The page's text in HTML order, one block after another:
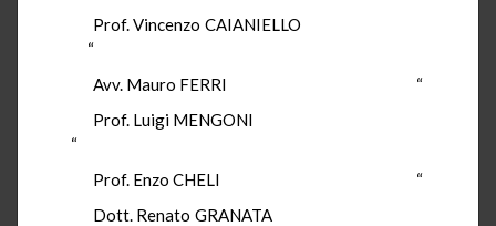
Prof. Vincenzo CAIANIELLO
“
Avv. Mauro FERRI “
Prof. Luigi MENGONI
“
Prof. Enzo CHELI “
Dott. Renato GRANATA